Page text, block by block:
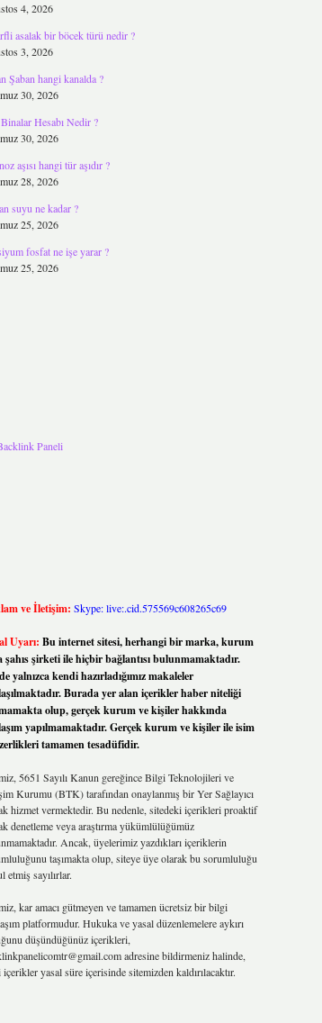
4, 2026
asalak bir böcek türü nedir ?
3, 2026
Şaban hangi kanalda ?
30, 2026
Hesabı Nedir ?
30, 2026
aşısı hangi tür aşıdır ?
28, 2026
suyu ne kadar ?
25, 2026
fosfat ne işe yarar ?
25, 2026
ve İletişim: Skype: live:.cid.575569c608265c69
Uyarı: Bu internet sitesi, herhangi bir marka, kurum
şahıs şirketi ile hiçbir bağlantısı bulunmamaktadır.
yalnızca kendi hazırladığımız makaleler
Burada yer alan içerikler haber niteliği
olup, gerçek kurum ve kişiler hakkında
yapılmamaktadır. Gerçek kurum ve kişiler ile isim
tamamen tesadüfidir.
5651 Sayılı Kanun gereğince Bilgi Teknolojileri ve
Kurumu (BTK) tarafından onaylanmış bir Yer Sağlayıcı
hizmet vermektedir. Bu nedenle, sitedeki içerikleri proaktif
denetleme veya araştırma yükümlülüğümüz
Ancak, üyelerimiz yazdıkları içeriklerin
taşımakta olup, siteye üye olarak bu sorumluluğu
etmiş sayılırlar.
kar amacı gütmeyen ve tamamen ücretsiz bir bilgi
platformudur. Hukuka ve yasal düzenlemelere aykırı
düşündüğünüz içerikleri,
adresine bildirmeniz halinde,
yasal süre içerisinde sitemizden kaldırılacaktır.